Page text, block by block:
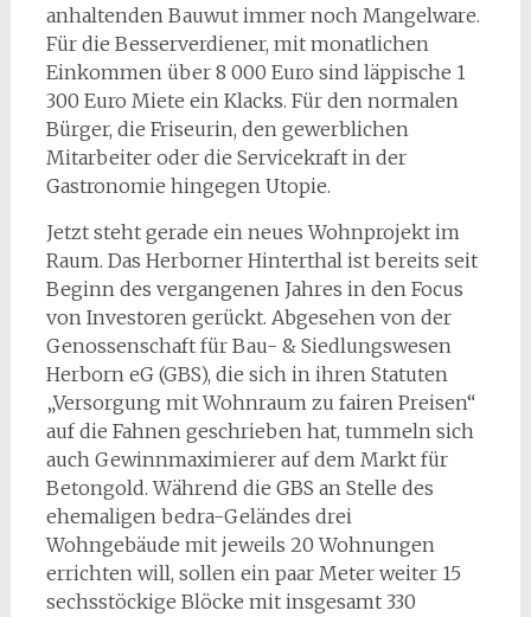
anhaltenden Bauwut immer noch Mangelware.
Für die Besserverdiener, mit monatlichen
Einkommen über 8 000 Euro sind läppische 1
300 Euro Miete ein Klacks. Für den normalen
Bürger, die Friseurin, den gewerblichen
Mitarbeiter oder die Servicekraft in der
Gastronomie hingegen Utopie.
Jetzt steht gerade ein neues Wohnprojekt im
Raum. Das Herborner Hinterthal ist bereits seit
Beginn des vergangenen Jahres in den Focus
von Investoren gerückt. Abgesehen von der
Genossenschaft für Bau- & Siedlungswesen
Herborn eG (GBS), die sich in ihren Statuten
„Versorgung mit Wohnraum zu fairen Preisen“
auf die Fahnen geschrieben hat, tummeln sich
auch Gewinnmaximierer auf dem Markt für
Betongold. Während die GBS an Stelle des
ehemaligen bedra-Geländes drei
Wohngebäude mit jeweils 20 Wohnungen
errichten will, sollen ein paar Meter weiter 15
sechsstöckige Blöcke mit insgesamt 330